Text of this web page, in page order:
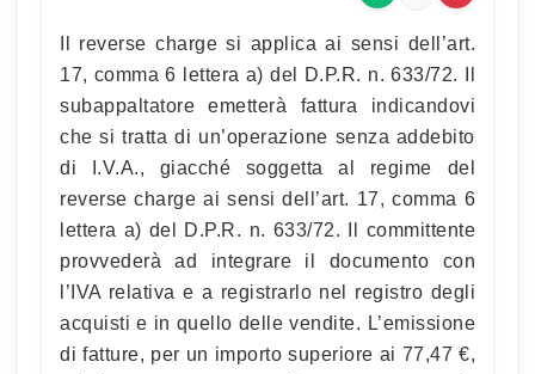
Il reverse charge si applica ai sensi dell’art.
17, comma 6 lettera a) del D.P.R. n. 633/72. Il
subappaltatore emetterà fattura indicandovi
che si tratta di un’operazione senza addebito
di I.V.A., giacché soggetta al regime del
reverse charge ai sensi dell’art. 17, comma 6
lettera a) del D.P.R. n. 633/72. Il committente
provvederà ad integrare il documento con
l’IVA relativa e a registrarlo nel registro degli
acquisti e in quello delle vendite. L’emissione
di fatture, per un importo superiore ai 77,47 €,